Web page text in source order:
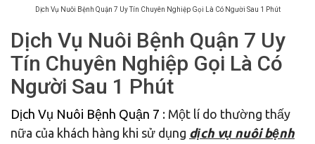
Dịch Vụ Nuôi Bệnh Quận 7 Uy Tín Chuyên Nghiệp Gọi Là Có Người Sau 1 Phút
Dịch Vụ Nuôi Bệnh Quận 7 Uy
Tín Chuyên Nghiệp Gọi Là Có
Người Sau 1 Phút
Dịch Vụ Nuôi Bệnh Quận 7 : Một lí do thường thấy
nữa của khách hàng khi sử dụng dịch vụ nuôi bệnh